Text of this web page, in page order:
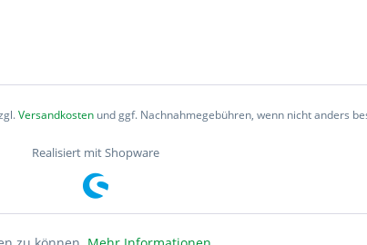
Versandkostenund ggf. Nachnahmegebühren, wenn nicht anders
Realisiert mit Shopware